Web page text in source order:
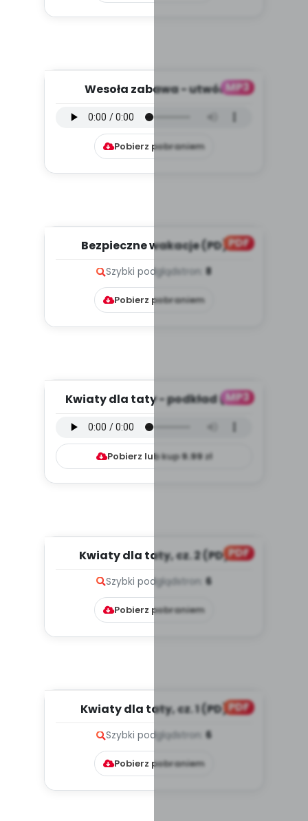
MP3
Wesoła zabawa - utwór
Pobierz pobraniem
PDF
Bezpieczne wakacje (PD)
Szybki podgląd stron: 8
Pobierz pobraniem
MP3
Kwiaty dla taty - podkład (PD,
Pobierz lub kup9.99zł
PDF
Kwiaty dla taty, cz. 2 (PD)
Szybki podglądstron: 6
Pobierz pobraniem
PDF
Kwiaty dla taty, cz. 1 (PD)
Szybki podgląd stron: 6
Pobierz pobraniem